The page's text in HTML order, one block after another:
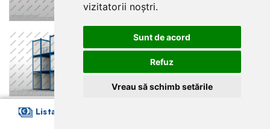
vizitatorii noștri.
Sunt de acord
Refuz
Vreau să schimb setările
Lista preturi